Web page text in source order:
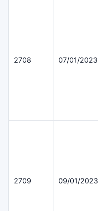
2708 07/01/2023
2709 09/01/2023